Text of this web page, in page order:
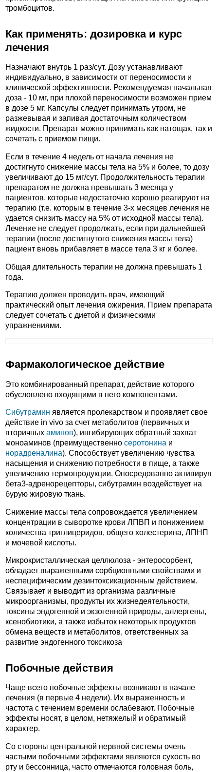
тромбоцитов.
Как применять: дозировка и курс
лечения
Назначают внутрь 1 раз/сут. Дозу устанавливают
индивидуально, в зависимости от переносимости и
клинической эффективности. Рекомендуемая начальная
доза - 10 мг, при плохой переносимости возможен прием
в дозе 5 мг. Капсулы следует принимать утром, не
разжевывая и запивая достаточным количеством
жидкости. Препарат можно принимать как натощак, так и
сочетать с приемом пищи.
Если в течение 4 недель от начала лечения не
достигнуто снижение массы тела на 5% и более, то дозу
увеличивают до 15 мг/сут. Продолжительность терапии
препаратом не должна превышать 3 месяца у
пациентов, которые недостаточно хорошо реагируют на
терапию (т.е. которым в течение 3-х месяцев лечения не
удается снизить массу на 5% от исходной массы тела).
Лечение не следует продолжать, если при дальнейшей
терапии (после достигнутого снижения массы тела)
пациент вновь прибавляет в массе тела 3 кг и более.
Общая длительность терапии не должна превышать 1
года.
Терапию должен проводить врач, имеющий
практический опыт лечения ожирения. Прием препарата
следует сочетать с диетой и физическими
упражнениями.
Фармакологическое действие
Это комбинированный препарат, действие которого
обусловлено входящими в него компонентами.
Сибутрамин является пролекарством и проявляет свое
действие in vivo за счет метаболитов (первичных и
вторичных аминов), ингибирующих обратный захват
моноаминов (преимущественно серотонина и
норадреналина). Способствует увеличению чувства
насыщения и снижению потребности в пище, а также
увеличению термопродукции. Опосредованно активируя
бета3-адренорецепторы, сибутрамин воздействует на
бурую жировую ткань.
Снижение массы тела сопровождается увеличением
концентрации в сыворотке крови ЛПВП и понижением
количества триглицеридов, общего холестерина, ЛПНП
и мочевой кислоты.
Микрокристаллическая целлюлоза - энтеросорбент,
обладает выраженными сорбционными свойствами и
неспецифическим дезинтоксикационным действием.
Связывает и выводит из организма различные
микроорганизмы, продукты их жизнедеятельности,
токсины эндогенной и экзогенной природы, аллергены,
ксенобиотики, а также избыток некоторых продуктов
обмена веществ и метаболитов, ответственных за
развитие эндогенного токсикоза
Побочные действия
Чаще всего побочные эффекты возникают в начале
лечения (в первые 4 недели). Их выраженность и
частота с течением времени ослабевают. Побочные
эффекты носят, в целом, нетяжелый и обратимый
характер.
Со стороны центральной нервной системы очень
частыми побочными эффектами являются сухость во
рту и бессонница, часто отмечаются головная боль,